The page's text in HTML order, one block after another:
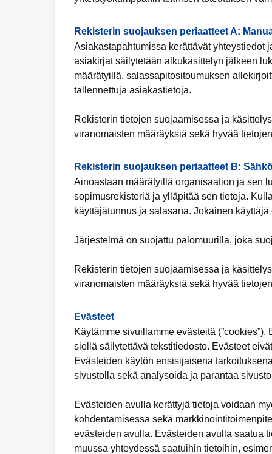
Rekisterin suojauksen periaatteet A:
Asiakastapahtumissa kerättävät yhteystiedot
asiakirjat säilytetään alkukäsittelyn jälkeen
määrätyillä, salassapitositoumuksen
tallennettuja asiakastietoja.
Rekisterin tietojen suojaamisessa ja
viranomaisten määräyksiä sekä hyvää
Rekisterin suojauksen periaatteet B:
Ainoastaan määrätyillä organisaation ja sen
sopimusrekisteriä ja ylläpitää sen tietoja.
käyttäjätunnus ja salasana. Jokainen
Järjestelmä on suojattu palomuurilla, joka
Rekisterin tietojen suojaamisessa ja
viranomaisten määräyksiä sekä hyvää
Evästeet
Käytämme sivuillamme evästeitä
siellä säilytettävä tekstitiedosto. Evästeet
Evästeiden käytön ensisijaisena
sivustolla sekä analysoida ja parantaa
Evästeiden avulla kerättyjä tietoja voidaan
kohdentamisessa sekä
evästeiden avulla. Evästeiden avulla saatua
muussa yhteydessä saatuihin tietoihin,